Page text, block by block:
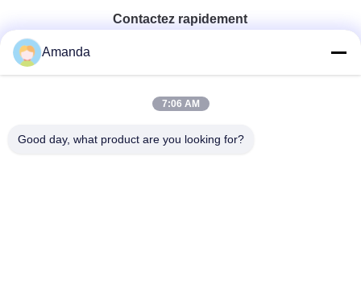
Contactez rapidement
0086-15556982932
Email
Amanda
7:06 AM
Good day, what product are you looking for?